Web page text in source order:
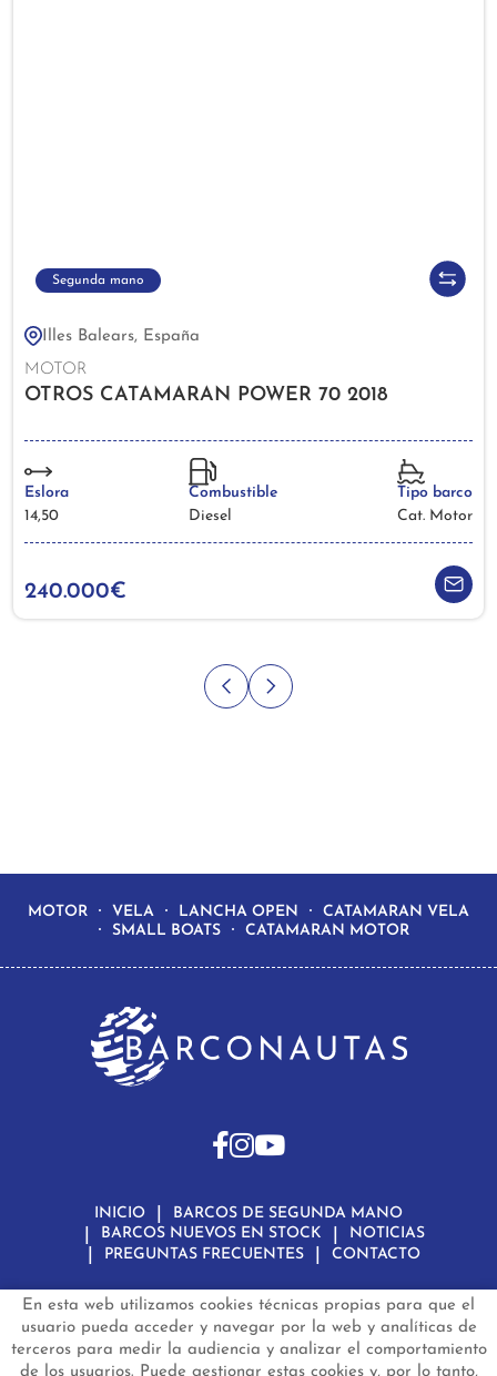
Segunda mano
Illes Balears, España
MOTOR
OTROS CATAMARAN POWER 70 2018
Eslora
14,50
Combustible
Diesel
Tipo barco
Cat. Motor
240.000€
En esta web utilizamos cookies técnicas propias para que el
usuario pueda acceder y navegar por la web y analíticas de
terceros para medir la audiencia y analizar el comportamiento
de los usuarios. Puede gestionar estas cookies y, por lo tanto,
MOTOR VELA LANCHA OPEN
CATAMARAN VELA
SMALL BOATS
CATAMARAN MOTOR
INICIO
BARCOS DE SEGUNDA MANO
BARCOS NUEVOS EN STOCK
NOTICIAS
PREGUNTAS FRECUENTES
CONTACTO
Aviso Legal
Política de Privacidad de Datos
Política de Cookies
Configuración de Cookies
barconautas.com© 2024 - Diseño y programación por Edina.es